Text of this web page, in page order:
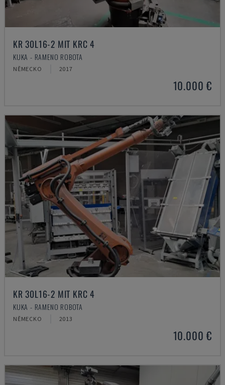
KR 30L16-2 MIT KRC 4
KUKA - RAMENO ROBOTA
NĚMECKO 2017
10.000 €
KR 30L16-2 MIT KRC 4
KUKA - RAMENO ROBOTA
NĚMECKO 2013
10.000 €